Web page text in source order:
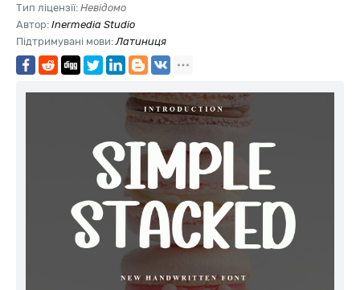
Тип ліцензії: Невідомо
Автор: Inermedia Studio
Підтримувані мови:Латиниця